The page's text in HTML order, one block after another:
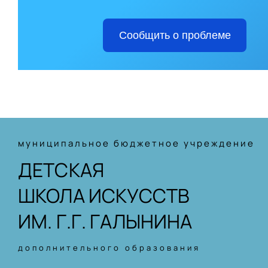
Сообщить о проблеме
муниципальное бюджетное учреждение
ДЕТСКАЯ
ШКОЛА ИСКУССТВ
ИМ. Г.Г. ГАЛЫНИНА
дополнительного образования